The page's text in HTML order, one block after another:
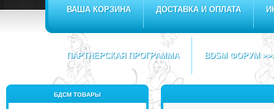
ВАША КОРЗИНА ДОСТАВКА И ОПЛАТА
ПАРТНЕРСКАЯ ПРОГРАММА BDSM ФОРУМ
БДСМ ТОВАРЫ